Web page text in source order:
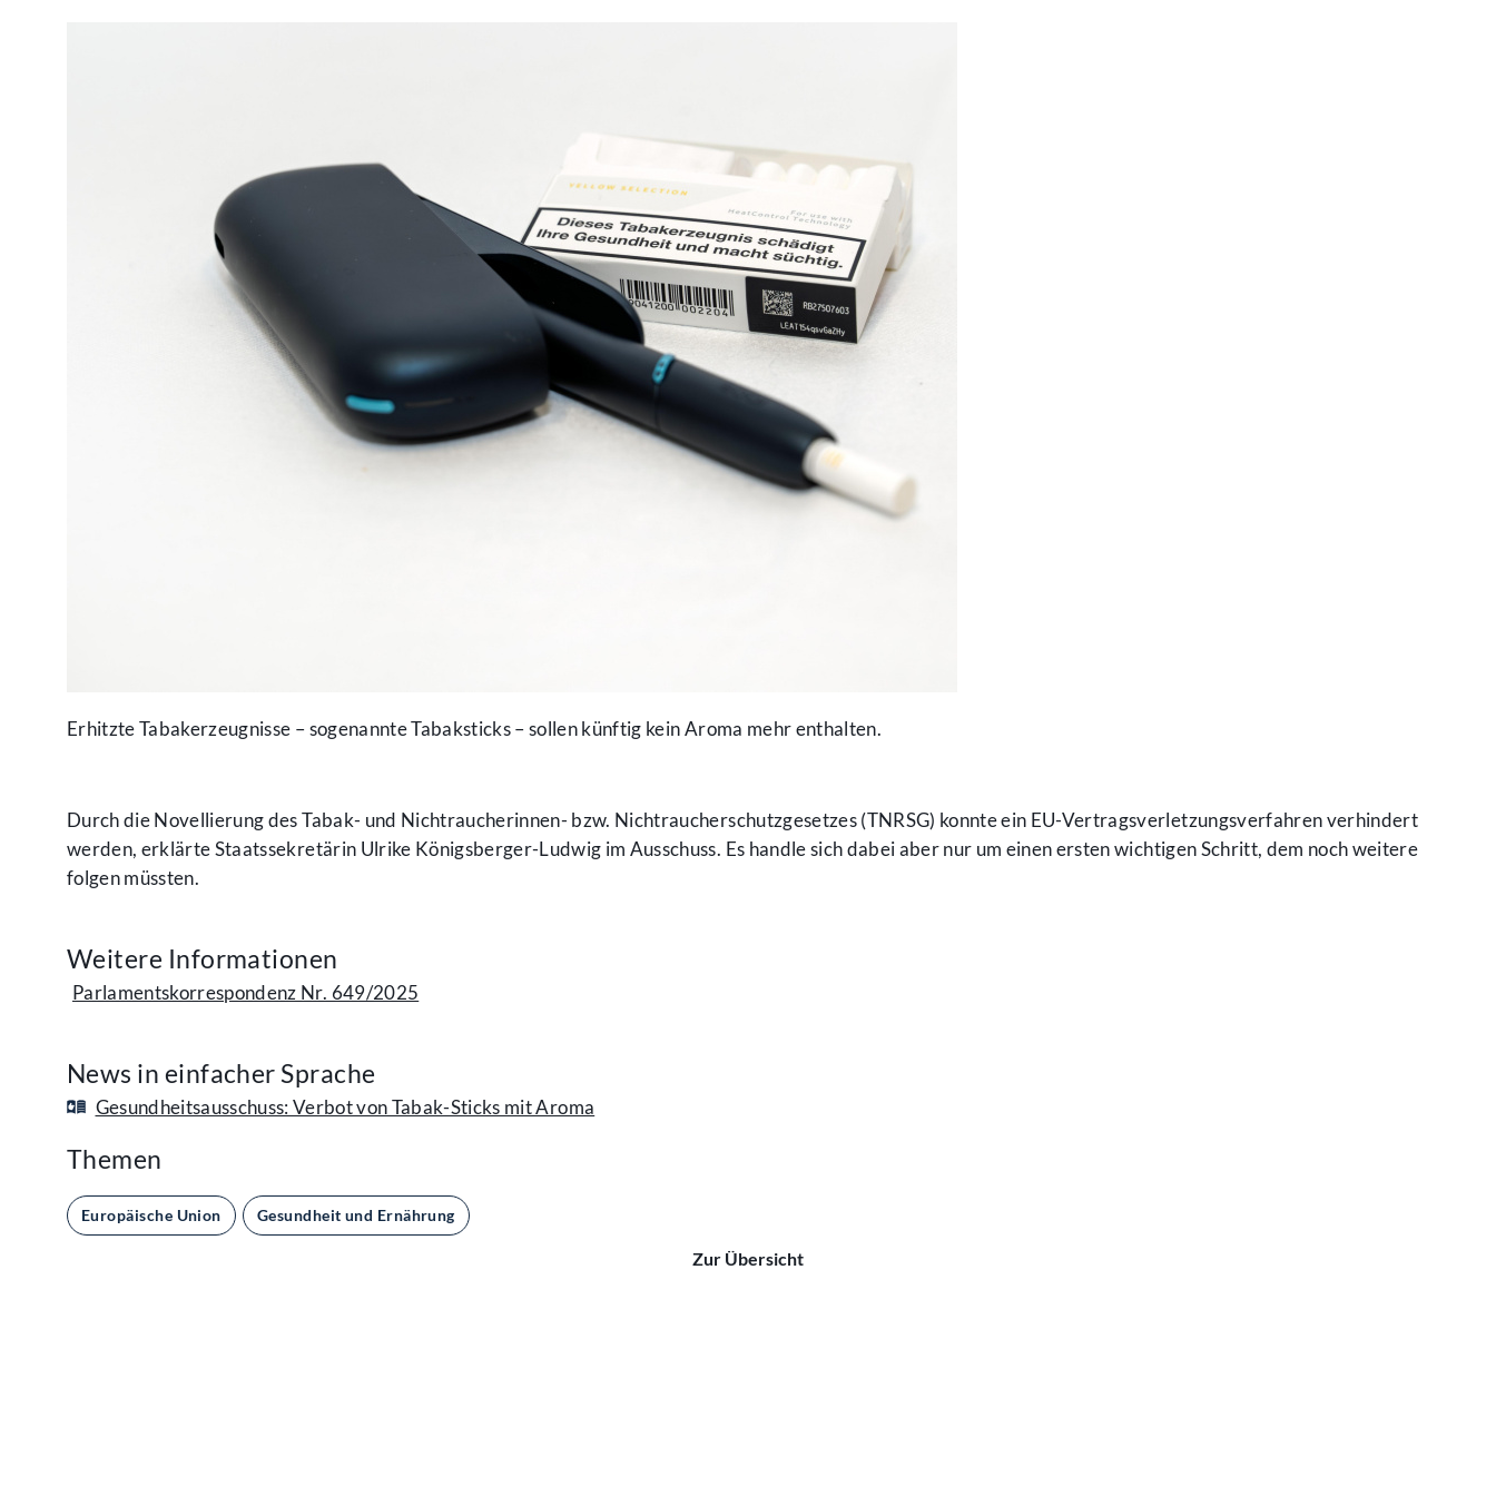
Erhitzte Tabakerzeugnisse – sogenannte Tabaksticks – sollen künftig kein Aroma mehr enthalten.
Durch die Novellierung des Tabak- und Nichtraucherinnen- bzw. Nichtraucherschutzgesetzes (TNRSG) konnte ein EU-Vertragsverletzungsverfahren verhindert
werden, erklärte Staatssekretärin Ulrike Königsberger-Ludwig im Ausschuss. Es handle sich dabei aber nur um einen ersten wichtigen Schritt, dem noch weitere
folgen müssten.
Weitere Informationen
Parlamentskorrespondenz Nr. 649/2025
News in einfacher Sprache
Gesundheitsausschuss: Verbot von Tabak-Sticks mit Aroma
Themen
Europäische Union Gesundheit und Ernährung
Zur Übersicht